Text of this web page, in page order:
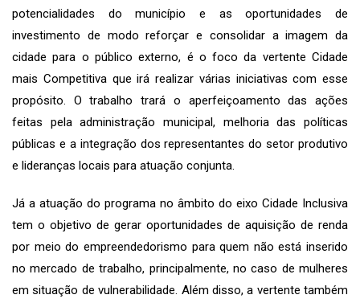
potencialidades do município e as oportunidades de
investimento de modo reforçar e consolidar a imagem da
cidade para o público externo, é o foco da vertente Cidade
mais Competitiva que irá realizar várias iniciativas com esse
propósito. O trabalho trará o aperfeiçoamento das ações
feitas pela administração municipal, melhoria das políticas
públicas e a integração dos representantes do setor produtivo
e lideranças locais para atuação conjunta.
Já a atuação do programa no âmbito do eixo Cidade Inclusiva
tem o objetivo de gerar oportunidades de aquisição de renda
por meio do empreendedorismo para quem não está inserido
no mercado de trabalho, principalmente, no caso de mulheres
em situação de vulnerabilidade. Além disso, a vertente também